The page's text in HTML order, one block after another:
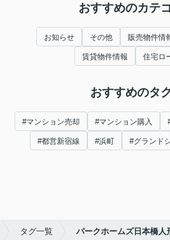
おすすめのカテ
お知らせ その他 販売物件情
賃貸物件情報 住宅ロ
おすすめのタ
#マンション売却 #マンション購入
#都営新宿線 #浜町 #グランド
タグ一覧 パークホームズ日本橋